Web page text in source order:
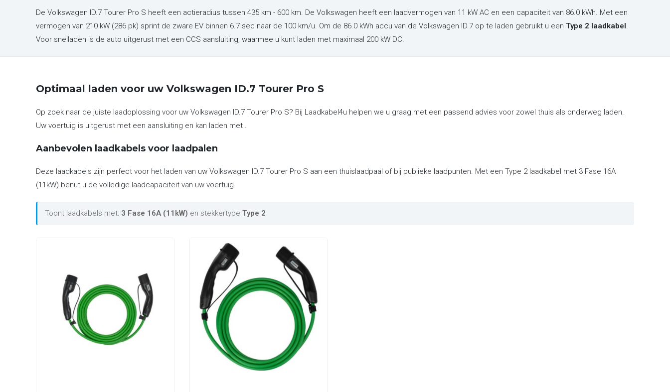
De Volkswagen ID.7 Tourer Pro S heeft een actieradius tussen 435 km - 600 km. De Volkswagen heeft een laadvermogen van 11 kW AC en een capaciteit van 86.0 kWh. Met een
vermogen van 210 kW (286 pk) sprint de zware EV binnen 6.7 sec naar de 100 km/u. Om de 86.0 kWh accu van de Volkswagen ID.7 op te laden gebruikt u een Type 2 laadkabel.
Voor snelladen is de auto uitgerust met een CCS aansluiting, waarmee u kunt laden met maximaal 200 kW DC.
Optimaal laden voor uw Volkswagen ID.7 Tourer Pro S
Op zoek naar de juiste laadoplossing voor uw Volkswagen ID.7 Tourer Pro S? Bij Laadkabel4u helpen we u graag met een passend advies voor zowel thuis als onderweg laden.
Uw voertuig is uitgerust met een aansluiting en kan laden met .
Aanbevolen laadkabels voor laadpalen
Deze laadkabels zijn perfect voor het laden van uw Volkswagen ID.7 Tourer Pro S aan een thuislaadpaal of bij publieke laadpunten. Met een Type 2 laadkabel met 3 Fase 16A
(11kW) benut u de volledige laadcapaciteit van uw voertuig.
Toont laadkabels met: 3 Fase 16A (11kW) en stekkertype Type 2